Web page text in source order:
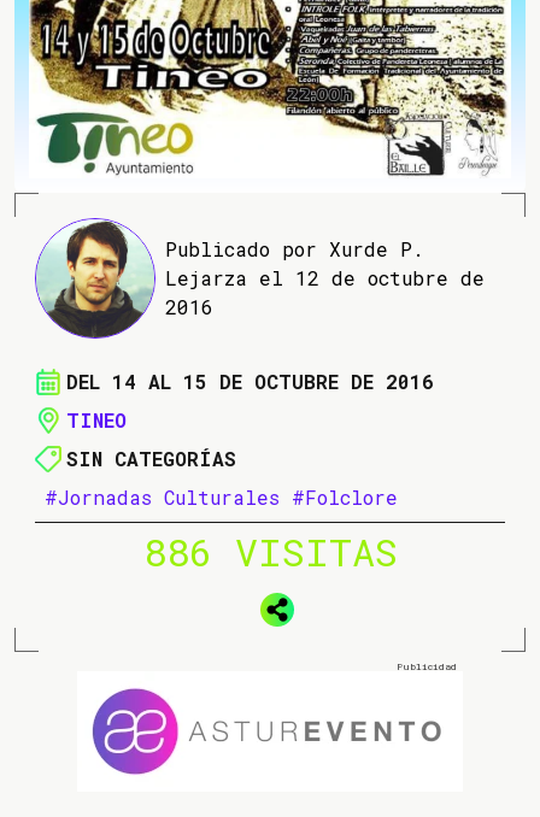
Publicado por Xurde P.
Lejarza el 12 de octubre de
2016
DEL 14 AL 15 DE OCTUBRE DE 2016
TINEO
SIN CATEGORÍAS
#Jornadas Culturales #Folclore
886 VISITAS